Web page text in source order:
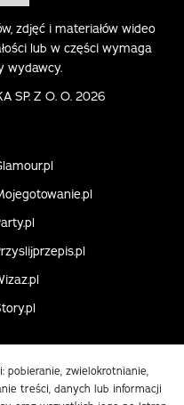
zdjęć i materiałów wideo
lub w części wymaga
wydawcy.
SP. Z O. O. 2026
pobieranie, zwielokrotnianie,
treści, danych lub informacji